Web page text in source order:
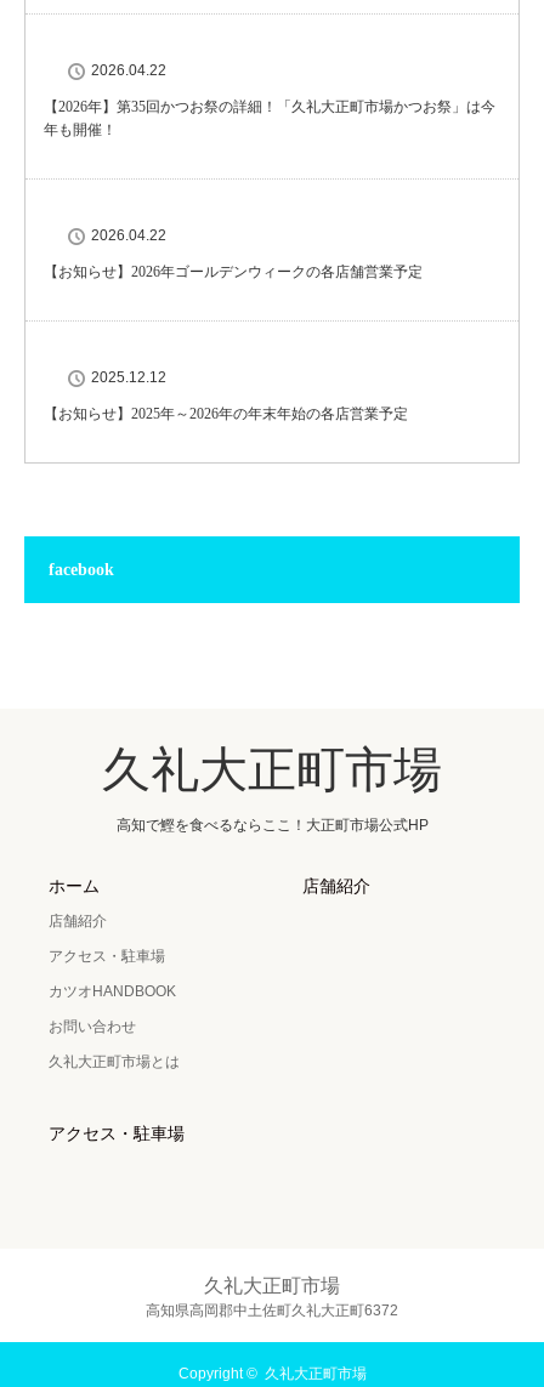
2026.04.22
【2026年】第35回かつお祭の詳細！「久礼大正町市場かつお祭」は今
年も開催！
2026.04.22
【お知らせ】2026年ゴールデンウィークの各店舗営業予定
2025.12.12
【お知らせ】2025年～2026年の年末年始の各店営業予定
facebook
久礼大正町市場
高知で鰹を食べるならここ！大正町市場公式HP
ホーム
店舗紹介
アクセス・駐車場
カツオHANDBOOK
お問い合わせ
久礼大正町市場とは
店舗紹介
アクセス・駐車場
久礼大正町市場
高知県高岡郡中土佐町久礼大正町6372
Copyright © 久礼大正町市場